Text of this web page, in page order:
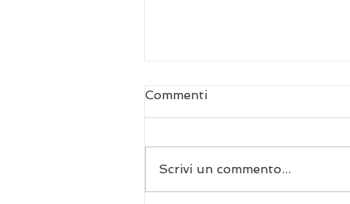
Commenti
Scrivi un commento...